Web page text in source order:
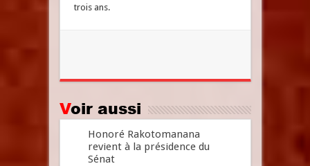
trois ans.
Voir aussi
Honoré Rakotomanana
revient à la présidence du
Sénat